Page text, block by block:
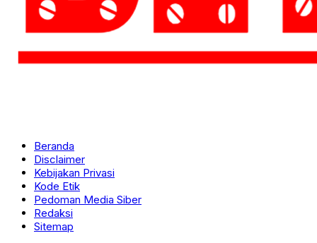
Beranda
Disclaimer
Kebijakan Privasi
Kode Etik
Pedoman Media Siber
Redaksi
Sitemap